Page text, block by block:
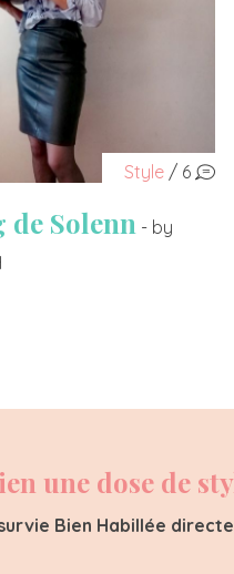
Style / 6
de Solenn - by
une dose de
Bien Habillée